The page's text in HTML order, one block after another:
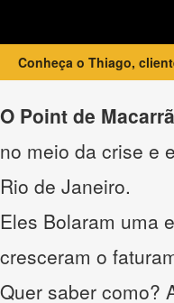
Conheça o Thiago,
O Point de
no meio da crise e
Rio de Janeiro.
Eles Bolaram uma
cresceram o
Quer saber como?